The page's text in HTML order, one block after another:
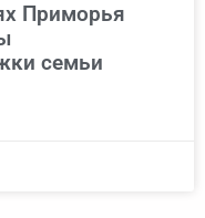
Приморья
семьи